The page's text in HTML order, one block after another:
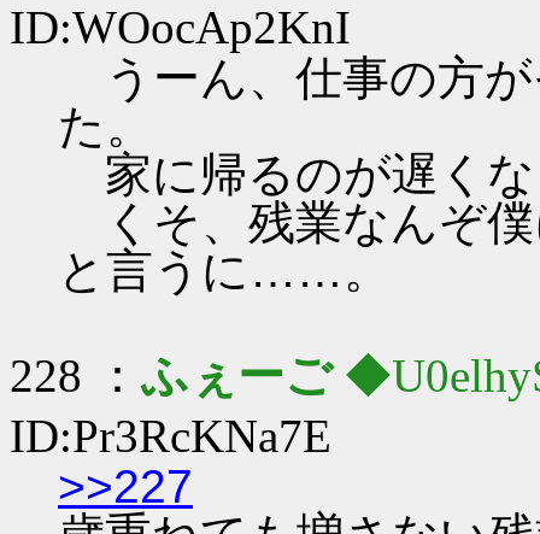
ID:WOocAp2KnI
うーん、仕事の方
た。
家に帰るのが遅く
くそ、残業なんぞ
と言うに……。
228 ：ふぇーご
ID:Pr3RcKNa7E
>>227